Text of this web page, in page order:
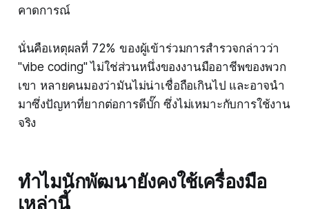
คาดการณ์
นั่นคือเหตุผลที่ 72% ของผู้เข้าร่วมการสำรวจกล่าวว่า
"vibe coding" ไม่ใช่ส่วนหนึ่งของงานมืออาชีพของพวก
เขา หลายคนมองว่ามันไม่น่าเชื่อถือเกินไป และอาจนำ
มาซึ่งปัญหาที่ยากต่อการดีบั๊ก ซึ่งไม่เหมาะกับการใช้งาน
จริง
ทำไมนักพัฒนายังคงใช้เครื่องมือ
เหล่านี้